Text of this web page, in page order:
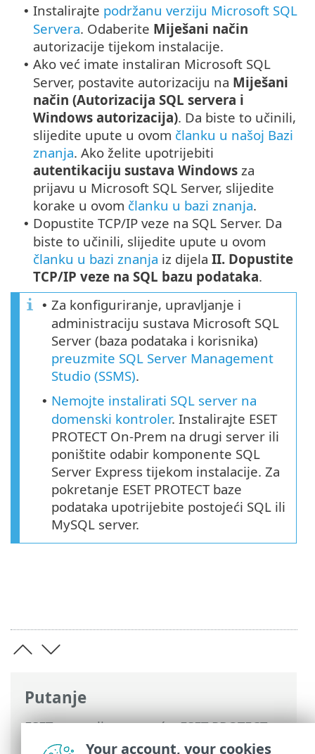
Putanje
ESET-ova online pomoć>ESET PROTECT
On-Prem
>Nadogradi> Sigurnosno
• Instalirajte podržanu verziju Microsoft SQL
Servera. Odaberite Miješani način
autorizacije tijekom instalacije.
• Ako već imate instaliran Microsoft SQL
Server, postavite autorizaciju na Miješani
način (Autorizacija SQL servera i
Windows autorizacija). Da biste to učinili,
slijedite upute u ovom članku u našoj Bazi
znanja. Ako želite upotrijebiti
autentikaciju sustava Windows za
prijavu u Microsoft SQL Server, slijedite
korake u ovom članku u bazi znanja.
• Dopustite TCP/IP veze na SQL Server. Da
biste to učinili, slijedite upute u ovom
članku u bazi znanja iz dijela II. Dopustite
TCP/IP veze na SQL bazu podataka.
• Za konfiguriranje, upravljanje i
administraciju sustava Microsoft SQL
Server (baza podataka i korisnika)
preuzmite SQL Server Management
Studio (SSMS).
• Nemojte instalirati SQL server na
domenski kontroler. Instalirajte ESET
PROTECT On-Prem na drugi server ili
poništite odabir komponente SQL
Server Express tijekom instalacije. Za
pokretanje ESET PROTECT baze
podataka upotrijebite postojeći SQL ili
MySQL server.
Your account, your cookies